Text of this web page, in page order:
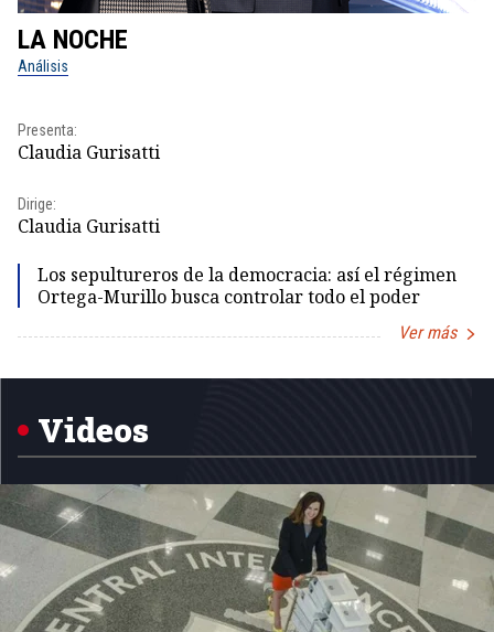
LA NOCHE
Análisis
Presenta:
Claudia Gurisatti
Dirige:
Claudia Gurisatti
Los sepultureros de la democracia: así el régimen
Ortega-Murillo busca controlar todo el poder
Ver más
Videos